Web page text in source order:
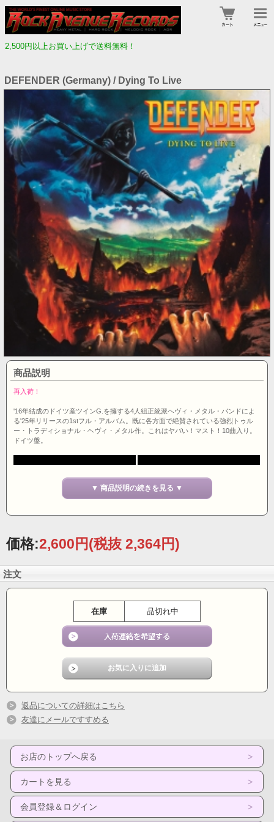
2,500円以上お買い上げで送料無料！
DEFENDER (Germany) / Dying To Live
商品説明
再入荷！
'16年結成のドイツ産ツインG.を擁する4人組正統派ヘヴィ・メタル・バンドによ
る'25年リリースの1stフル・アルバム。既に各方面で絶賛されている強烈トゥル
ー・トラディショナル・ヘヴィ・メタル作。これはヤバい！マスト！10曲入り。
ドイツ盤。
▼ 商品説明の続きを見る ▼
価格:2,600円(税抜 2,364円)
注文
在庫 品切れ中
返品についての詳細はこちら
友達にメールですすめる
お店のトップへ戻る
カートを見る
会員登録＆ログイン